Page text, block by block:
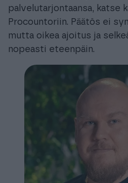
palvelutarjontaansa, katse
Procountoriin. Päätös ei
mutta oikea ajoitus ja
nopeasti eteenpäin.